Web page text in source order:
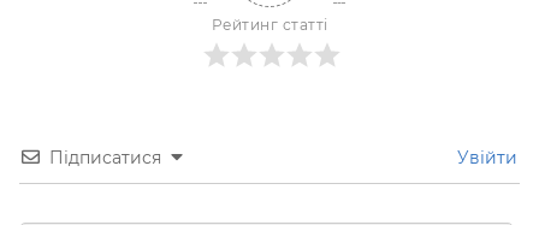
Рейтинг статті
Підписатися Увійти